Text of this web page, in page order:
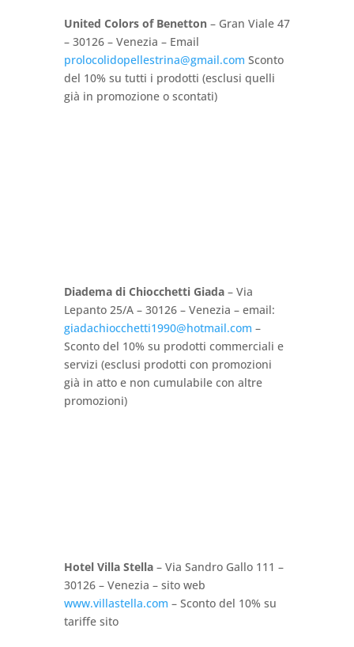
United Colors of Benetton– Gran Viale 47
– 30126 – Venezia – Email
prolocolidopellestrina@gmail.com Sconto
del 10% su tutti i prodotti (esclusi quelli
già in promozione o scontati)
Diadema di Chiocchetti Giada– Via
Lepanto 25/A – 30126 – Venezia – email:
giadachiocchetti1990@hotmail.com –
Sconto del 10% su prodotti commerciali e
servizi (esclusi prodotti con promozioni
già in atto e non cumulabile con altre
promozioni)
Hotel Villa Stella– Via Sandro Gallo 111 –
30126 – Venezia – sito web
www.villastella.com – Sconto del 10% su
tariffe sito